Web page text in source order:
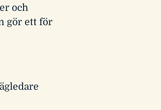
och
gör ett för